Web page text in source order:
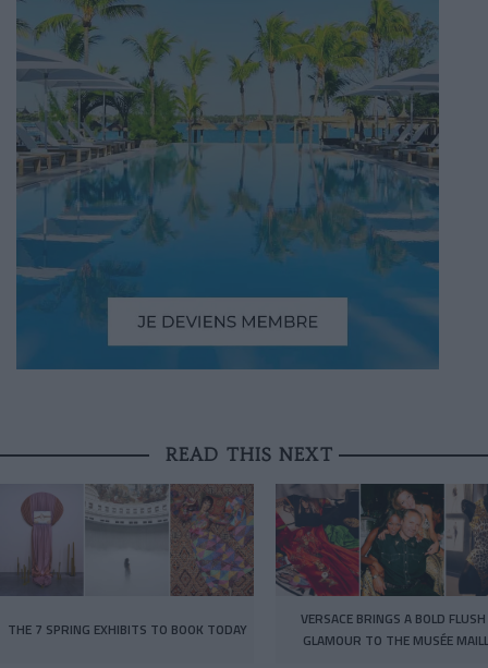
READ THIS NEXT
THE 7 SPRING EXHIBITS TO BOOK TODAY
VERSACE BRINGS A BOLD
GLAMOUR TO THE MUSÉE